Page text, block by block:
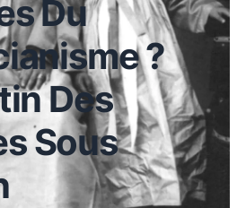
Du
?
Des
Sous